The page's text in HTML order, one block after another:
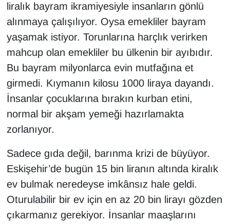
liralık bayram ikramiyesiyle insanların gönlü
alınmaya çalışılıyor. Oysa emekliler bayram
yaşamak istiyor. Torunlarına harçlık verirken
mahcup olan emekliler bu ülkenin bir ayıbıdır.
Bu bayram milyonlarca evin mutfağına et
girmedi. Kıymanın kilosu 1000 liraya dayandı.
İnsanlar çocuklarına bırakın kurban etini,
normal bir akşam yemeği hazırlamakta
zorlanıyor.
Sadece gıda değil, barınma krizi de büyüyor.
Eskişehir’de bugün 15 bin liranın altında kiralık
ev bulmak neredeyse imkânsız hale geldi.
Oturulabilir bir ev için en az 20 bin lirayı gözden
çıkarmanız gerekiyor. İnsanlar maaşlarını